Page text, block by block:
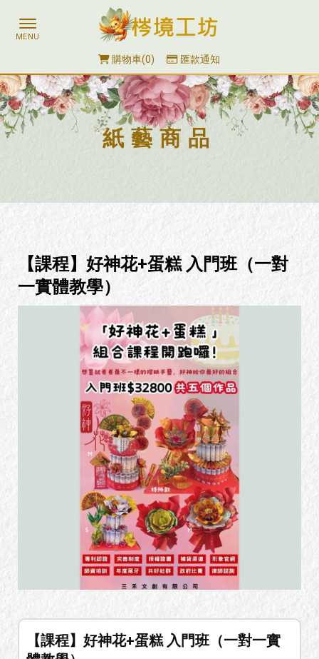
購物車 0 匯款通知
紙藝商品
【課程】好神花+蛋糕 入門班（一對
一實體教學）
【課程】好神花+蛋糕 入門班（一對一實